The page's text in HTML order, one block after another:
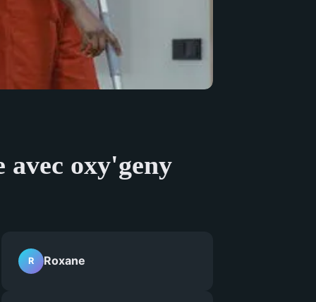
avec oxy'geny
R Roxane